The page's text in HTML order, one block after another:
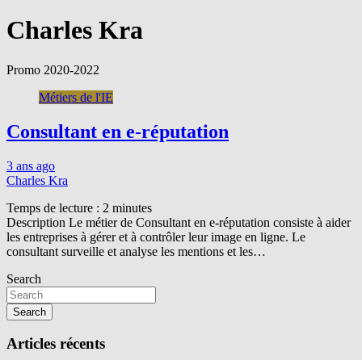
Charles Kra
Promo 2020-2022
Métiers de l'IE
Consultant en e-réputation
3 ans ago
Charles Kra
Temps de lecture : 2 minutes
Description Le métier de Consultant en e-réputation consiste à aider
les entreprises à gérer et à contrôler leur image en ligne. Le
consultant surveille et analyse les mentions et les…
Search
Search
Articles récents